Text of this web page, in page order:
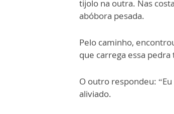
tijolo na outra. Nas
abóbora pesada.
Pelo caminho,
que carrega essa pedra
O outro respondeu:
aliviado.